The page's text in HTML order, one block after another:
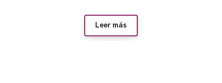
Leer más